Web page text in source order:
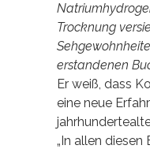
Trocknung
erstandenen
Er weiß, dass
eine neue
„In allen